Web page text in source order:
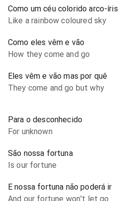
Como um céu colorido arco-íris
Like a rainbow coloured sky
Como eles vêm e vão
How they come and go
Eles vêm e vão mas por quê
They come and go but why
Para o desconhecido
For unknown
São nossa fortuna
Is our fortune
E nossa fortuna não poderá ir
And our fortune won't let go